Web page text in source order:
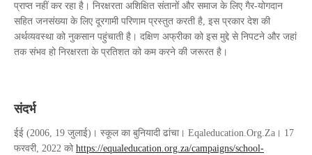
प्राप्त नहीं कर रहा है। निरक्षरता अशिक्षित संतानों और समाज के लिए गैर-योगदान
सहित जनसंख्या के लिए दूरगामी परिणाम प्रस्तुत करती है, इस प्रकार देश की
अर्थव्यवस्था को नुकसान पहुंचाती है। दक्षिण अफ्रीका को इस मुद्दे से निपटने और जहां
तक ​​संभव हो निरक्षरता के प्रतिशत को कम करने की जरूरत है।
संदर्भ
ईई (2006, 19 जुलाई)। स्कूल का बुनियादी ढांचा। Eqaleducation.Org.Za। 17
फरवरी, 2022 को https://equaleducation.org.za/campaigns/school-